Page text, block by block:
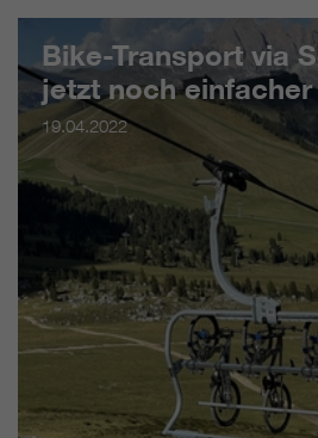
Bike-Transport via
jetzt noch einfacher
19.04.2022